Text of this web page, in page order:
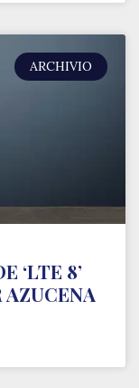
ARCHIVIO
‘LTE 8’